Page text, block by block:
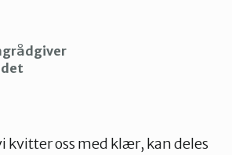
kvitter oss med klær, kan deles